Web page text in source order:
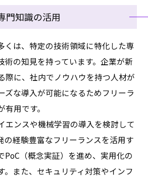
門知識の活用
くは、特定の技術領域に特化した専
術の知見を持っています。企業が新
際に、社内でノウハウを持つ人材が
ズな導入が可能になるためフリーラ
用です。
エンスや機械学習の導入を検討して
の経験豊富なフリーランスを活用す
PoC（概念実証）を進め、実用化の
。また、セキュリティ対策やインフ